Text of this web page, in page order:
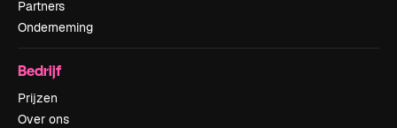
Partners
Onderneming
Bedrijf
Prijzen
Over ons